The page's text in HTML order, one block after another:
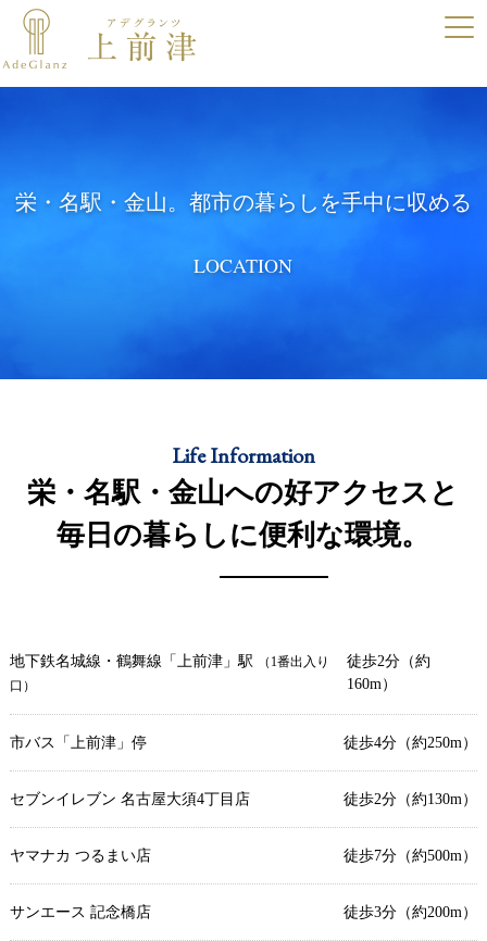
栄・名駅・金山。都市の暮らしを手中に収める
LOCATION
Life Information
栄・名駅・金山への好アクセスと
毎日の暮らしに便利な環境。
地下鉄名城線・鶴舞線「上前津」駅
（1番出入り
口）
徒歩2分（約
160m）
市バス「上前津」停 徒歩4分（約250m）
セブンイレブン 名古屋大須4丁目店 徒歩2分（約130m）
ヤマナカ つるまい店 徒歩7分（約500m）
サンエース 記念橋店 徒歩3分（約200m）